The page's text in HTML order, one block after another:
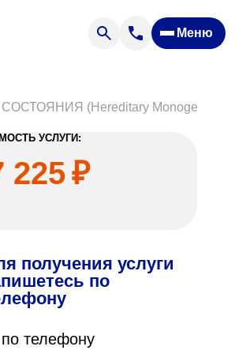
Меню
«Парус»
(Hereditary Monogenic
УСЛУГИ:
225₽
получения услуги
по
по телефону